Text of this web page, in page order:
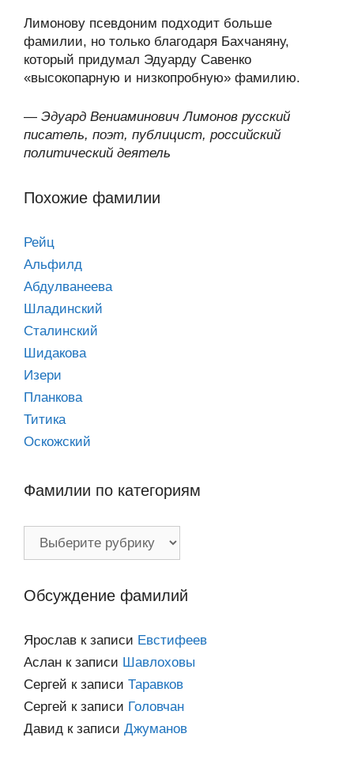
Лимонову псевдоним подходит больше
фамилии, но только благодаря Бахчаняну,
который придумал Эдуарду Савенко
«высокопарную и низкопробную» фамилию.
— Эдуард Вениаминович Лимонов русский
писатель, поэт, публицист, российский
политический деятель
Похожие фамилии
Рейц
Альфилд
Абдулванеева
Шладинский
Сталинский
Шидакова
Изери
Планкова
Титика
Оскожский
Фамилии по категориям
Обсуждение фамилий
Ярослав к записи Евстифеев
Аслан к записи Шавлоховы
Сергей к записи Таравков
Сергей к записи Головчан
Давид к записи Джуманов